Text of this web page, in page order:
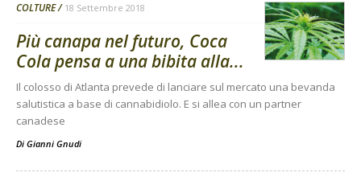
COLTURE 18 Settembre 2018
Più canapa nel futuro, Coca
Cola pensa a una bibita alla...
Il colosso di Atlanta prevede di lanciare sul mercato una bevanda
salutistica a base di cannabidiolo. E si allea con un partner
canadese
Di Gianni Gnudi